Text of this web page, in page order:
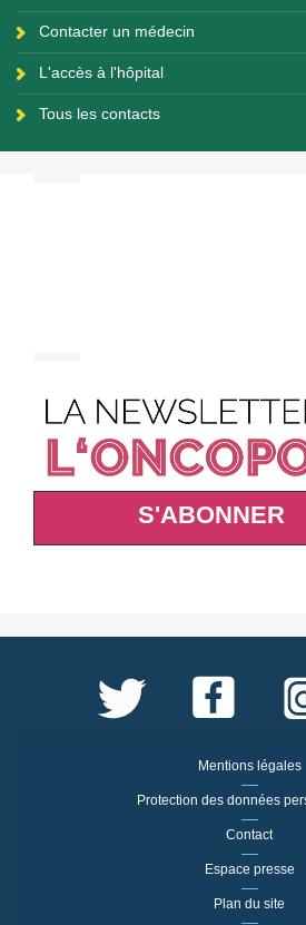
Contacter un médecin
L'accès à l'hôpital
Tous les contacts
S'ABONNER
Mentions légales
Protection des données
Contact
Espace presse
Plan du site